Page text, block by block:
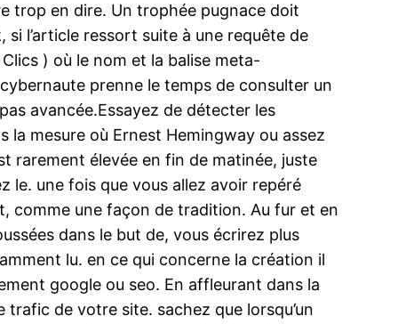
trop en dire. Un trophée pugnace doit
l’article ressort suite à une requête de
) où le nom et la balise meta-
prenne le temps de consulter un
avancée.Essayez de détecter les
mesure où Ernest Hemingway ou assez
rarement élevée en fin de matinée, juste
le. une fois que vous allez avoir repéré
comme une façon de tradition. Au fur et en
dans le but de, vous écrirez plus
lu. en ce qui concerne la création il
google ou seo. En affleurant dans la
de votre site. sachez que lorsqu’un